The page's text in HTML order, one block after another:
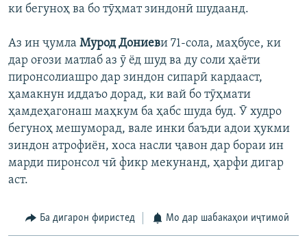
ки бегуноҳ ва бо тӯҳмат зиндонӣ шудаанд.
Аз ин ҷумла Мурод Дониеви 71-сола, маҳбусе, ки
дар оғози матлаб аз ӯ ёд шуд ва ду соли ҳаёти
пиронсолиашро дар зиндон сипарӣ кардааст,
ҳамакнун иддаъо дорад, ки вай бо тӯҳмати
ҳамдеҳагонаш маҳкум ба ҳабс шуда буд. Ӯ худро
бегуноҳ мешуморад, вале инки баъди адои ҳукми
зиндон атрофиён, хоса насли ҷавон дар бораи ин
марди пиронсол чӣ фикр мекунанд, ҳарфи дигар
аст.
Ба дигарон фиристед Мо дар шабакаҳои иҷтимоӣ